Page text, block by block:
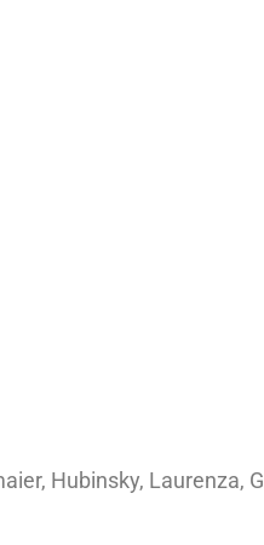
Hubinsky, Laurenza,